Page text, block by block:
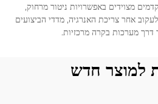
מצוידים באפשרויות ניטור מרחוק,
אחר צריכת האנרגיה, מדדי הביצועים
דרך מערכות בקרה מרכזיות.
למוצר חדש